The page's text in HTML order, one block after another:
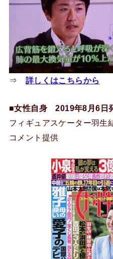
⇒ 詳しくはこちらから
■女性自身 2019年8月6日
フィギュアスケーター羽生
コメント提供